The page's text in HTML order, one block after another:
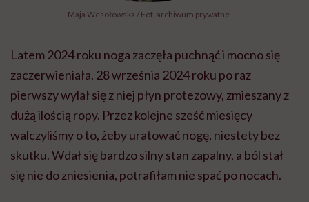
Maja Wesołowska / Fot. archiwum prywatne
Latem 2024 roku noga zaczęła puchnąć i mocno się
zaczerwieniała. 28 września 2024 roku po raz
pierwszy wylał się z niej płyn protezowy, zmieszany z
dużą ilością ropy. Przez kolejne sześć miesięcy
walczyliśmy o to, żeby uratować nogę, niestety bez
skutku. Wdał się bardzo silny stan zapalny, a ból stał
się nie do zniesienia, potrafiłam nie spać po nocach.